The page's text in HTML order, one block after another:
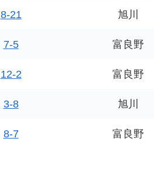
8-21 旭川
7-5 富良野
12-2 富良野
3-8 旭川
8-7 富良野